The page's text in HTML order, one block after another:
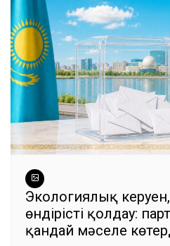
Экологиялық
өндірісті қолдау:
қандай мәселе